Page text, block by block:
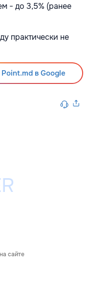
− до 3,5% (ранее
практически не
в Google
сайте